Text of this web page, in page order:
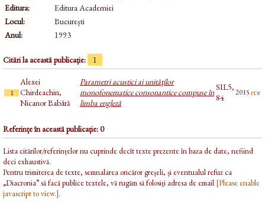
Editura:
Editura Academiei
Locul:
București
Anul:
1993
Citări la această publicație: 1
1
Alexei
Chirdeachin,
Nicanor Babâră
Parametri acustici ai unităţilor
monofonematice consonantice compuse în
limba engleză
SIL5,
84
2015pdf
Referințe în această publicație: 0
Lista citărilor/referințelor nu cuprinde decît texte prezente în baza de date, nefiind
deci exhaustivă.
Pentru trimiterea de texte, semnalarea oricăror greșeli, și eventualul refuz ca
„Diacronia” să facă publice textele, vă rugăm să folosiți adresa de email [Please enable
javascript to view.].